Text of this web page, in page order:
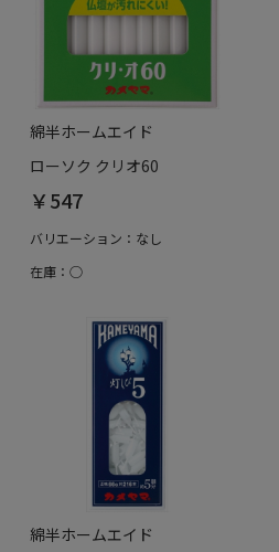
綿半ホームエイド
ローソク クリオ60
￥547
バリエーション：なし
在庫：○
綿半ホームエイド